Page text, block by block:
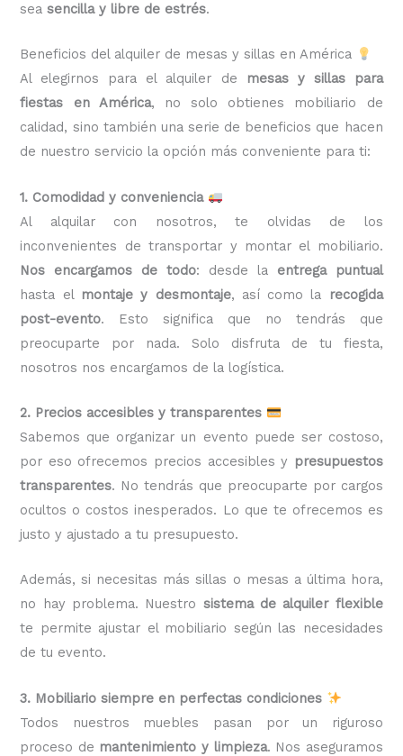
seasencilla y libre de estrés.
Beneficios del alquiler de mesas y sillas en América
Al elegirnos para el alquiler de
mesas y sillas para
fiestas en América, no solo obtienes mobiliario de
calidad, sino también una serie de beneficios que hacen
de nuestro servicio la opción más conveniente para ti:
1. Comodidad y conveniencia
Al alquilar con nosotros, te olvidas de los
inconvenientes de transportar y montar el mobiliario.
Nos encargamos de todo: desde la entrega puntual
hasta el montaje y desmontaje, así como la
recogida
post-evento. Esto significa que no tendrás que
preocuparte por nada. Solo disfruta de tu fiesta,
nosotros nos encargamos de la logística.
2. Precios accesibles y transparentes
Sabemos que organizar un evento puede ser costoso,
por eso ofrecemos precios accesibles y presupuestos
transparentes. No tendrás que preocuparte por cargos
ocultos o costos inesperados. Lo que te ofrecemos es
justo y ajustado a tu presupuesto.
Además, si necesitas más sillas o mesas a última hora,
no hay problema. Nuestro sistema de alquiler flexible
te permite ajustar el mobiliario según las necesidades
de tu evento.
3. Mobiliario siempre en perfectas condiciones
Todos nuestros muebles pasan por un riguroso
proceso de mantenimiento y limpieza. Nos aseguramos